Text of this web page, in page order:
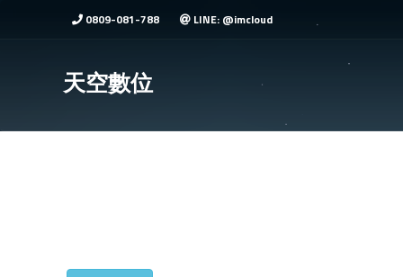
0809-081-788 LINE: @imcloud
天空數位